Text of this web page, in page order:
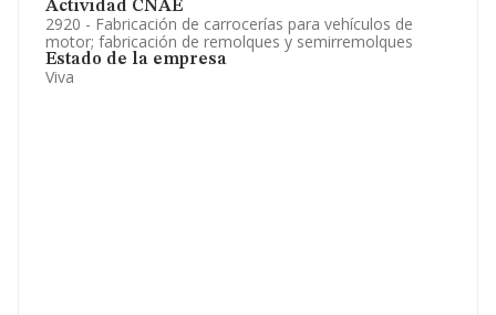
Actividad CNAE
2920 - Fabricación de carrocerías para vehículos de
motor; fabricación de remolques y semirremolques
Estado de la empresa
Viva